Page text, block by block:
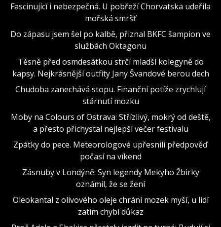
Fascinující i nebezpečná. U pobřeží Chorvatska udeřila
mořská smršť
Do zápasu jsem šel po kalbě, přiznal BKFC šampion ve
službách Oktagonu
Těsně před osmdesátkou strčí mladší kolegyně do
kapsy. Nejkrásnější outfity Jany Švandové berou dech
Chudoba zanechává stopu. Finanční potíže zrychlují
stárnutí mozku
Moby na Colours of Ostrava: Střízlivý, mokrý od deště,
a přesto přichystal nejlepší večer festivalu
Zpátky do pece. Meteorologové upřesnili předpověď
počasí na víkend
Zásnuby v Londýně: Syn legendy Mekyho Žbirky
oznámil, že se žení
Oleokantal z olivového oleje chrání mozek myší, u lidí
zatím chybí důkaz